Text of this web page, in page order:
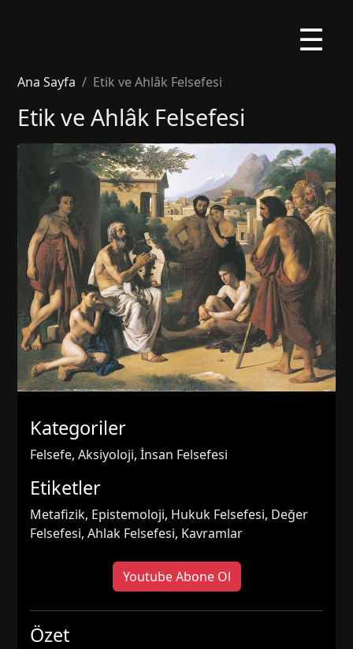
☰
Ana Sayfa Etik ve Ahlâk Felsefesi
Etik ve Ahlâk Felsefesi
Kategoriler
Felsefe, Aksiyoloji, İnsan Felsefesi
Etiketler
Metafizik, Epistemoloji, Hukuk Felsefesi, Değer
Felsefesi, Ahlak Felsefesi, Kavramlar
Youtube Abone Ol
Özet